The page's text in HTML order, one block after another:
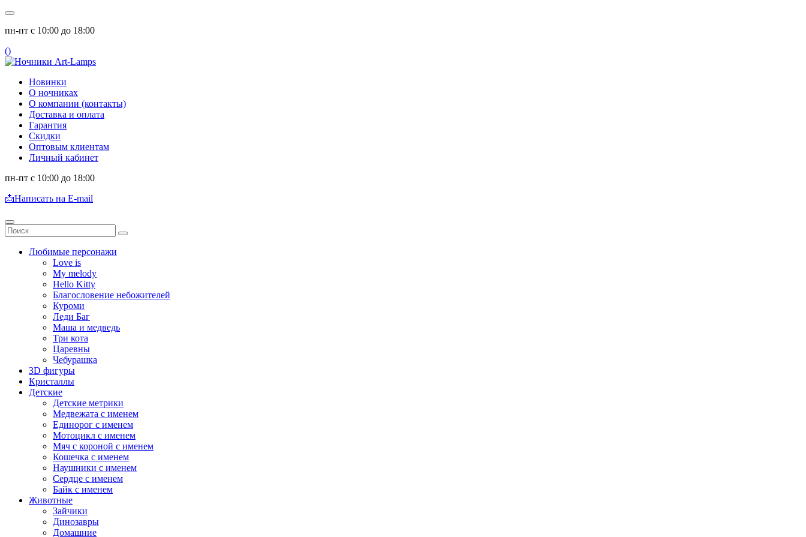
пн-пт с 10:00 до 18:00
()
Новинки
О ночниках
О компании (контакты)
Доставка и оплата
Гарантия
Скидки
Оптовым клиентам
Личный кабинет
пн-пт с 10:00 до 18:00
📩Написать на E-mail
Любимые персонажи
Love is
My melody
Hello Kitty
Благословение небожителей
Куроми
Леди Баг
Маша и медведь
Три кота
Царевны
Чебурашка
3D фигуры
Кристаллы
Детские
Детские метрики
Медвежата с именем
Единорог с именем
Мотоцикл с именем
Мяч с короной с именем
Кошечка с именем
Наушники с именем
Сердце с именем
Байк с именем
Животные
Зайчики
Динозавры
Домашние